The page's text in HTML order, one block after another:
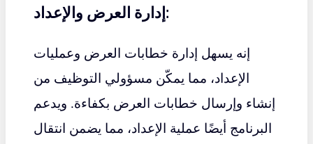
إدارة العرض والإعداد:
إنه يسهل إدارة خطابات العرض وعمليات
الإعداد، مما يمكّن مسؤولي التوظيف من
إنشاء وإرسال خطابات العرض بكفاءة. ويدعم
البرنامج أيضًا عملية الإعداد، مما يضمن انتقال